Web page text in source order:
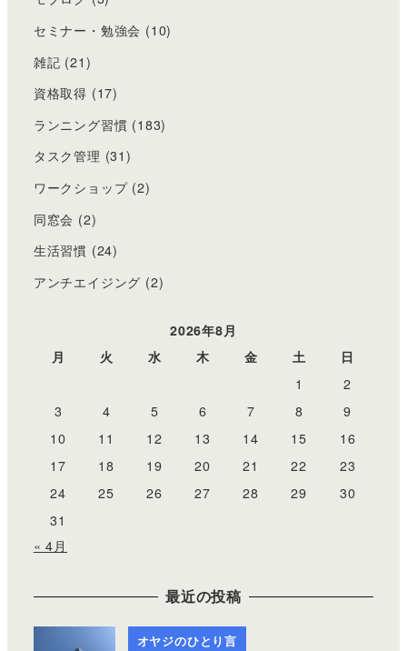
セミナー・勉強会 (10)
雑記 (21)
資格取得 (17)
ランニング習慣 (183)
タスク管理 (31)
ワークショップ(2)
同窓会 (2)
生活習慣 (24)
アンチエイジング (2)
2026年8月
月
火 水 木 金 土
日
1
2
3
4 5 6 7 8
9
10
11 12 13 14 15
16
17
18 19 20 21 22
23
24
25 26 27 28 29
30
31
« 4月
最近の投稿
オヤジのひとり言